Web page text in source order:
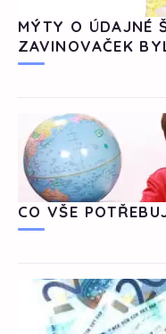
MÝTY O ÚDAJNÉ
ZAVINOVAČEK
CO VŠE